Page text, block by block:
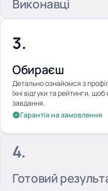
Виконавці
Обираєш
Детально ознайомся з
їхні відгуки та рейтинги,
завдання.
Гарантія на замовлення
Готовий